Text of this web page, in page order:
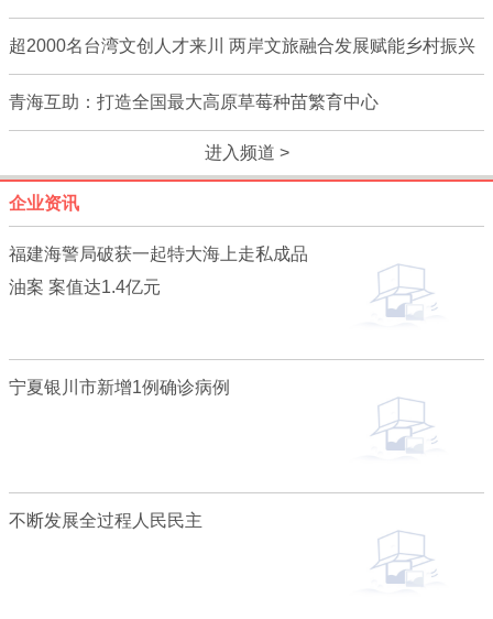
超2000名台湾文创人才来川 两岸文旅融合发展赋能乡村振兴
青海互助：打造全国最大高原草莓种苗繁育中心
进入频道 >
企业资讯
福建海警局破获一起特大海上走私成品
油案 案值达1.4亿元
宁夏银川市新增1例确诊病例
不断发展全过程人民民主